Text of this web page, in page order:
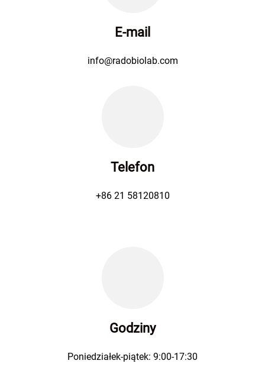
E-mail
info@radobiolab.com
Telefon
+86 21 58120810
Godziny
Poniedziałek-piątek: 9:00-17:30